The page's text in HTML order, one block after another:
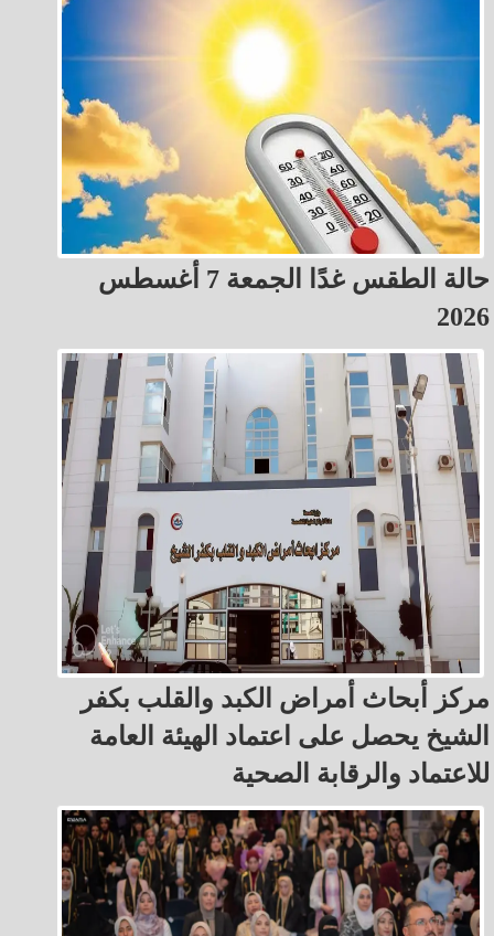
حالة الطقس غدًا الجمعة 7 أغسطس
2026
مركز أبحاث أمراض الكبد والقلب بكفر
الشيخ يحصل على اعتماد الهيئة العامة
للاعتماد والرقابة الصحية